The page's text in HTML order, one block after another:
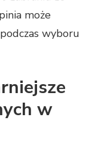
może
wyboru
w